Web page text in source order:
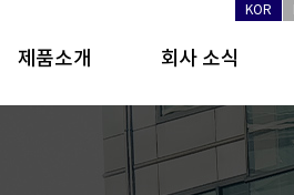
KOR
제품소개 회사 소식